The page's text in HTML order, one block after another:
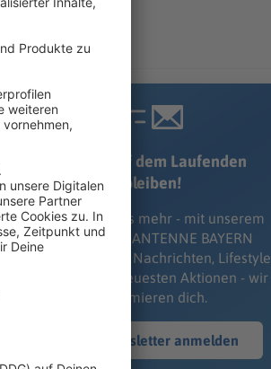
Immer auf dem Laufenden
bleiben!
Verpass' nichts mehr - mit unserem
kostenlosen ANTENNE BAYERN
Newsletter. Ob Nachrichten, Lifestyle
oder unsere neuesten Aktionen - wir
informieren dich.
Zum Newsletter anmelden